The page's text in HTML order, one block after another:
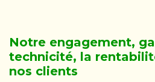
Notre engagement,
technicité, la
nos clients